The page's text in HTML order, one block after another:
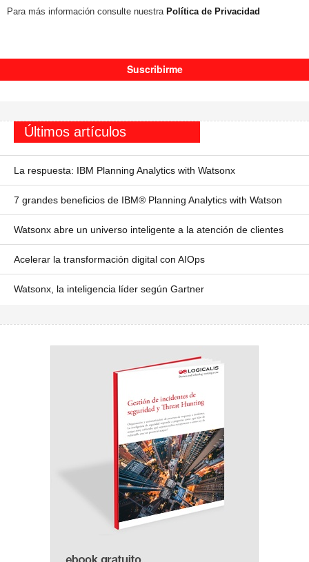
Para más información consulte nuestra Política de Privacidad
Últimos artículos
La respuesta: IBM Planning Analytics with Watsonx
7 grandes beneficios de IBM® Planning Analytics with Watson
Watsonx abre un universo inteligente a la atención de clientes
Acelerar la transformación digital con AIOps
Watsonx, la inteligencia líder según Gartner